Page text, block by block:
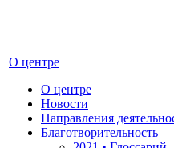
О центре
О центре
Новости
Направления
Благотворительность